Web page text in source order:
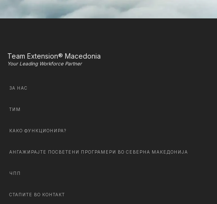
Team Extension® Macedonia
Your Leading Workforce Partner
ЗА НАС
ТИМ
КАКО ФУНКЦИОНИРА?
АНГАЖИРАЈТЕ ПОСВЕТЕНИ ПРОГРАМЕРИ ВО СЕВЕРНА МАКЕДОНИЈА
ЧПП
СТАПИТЕ ВО КОНТАКТ